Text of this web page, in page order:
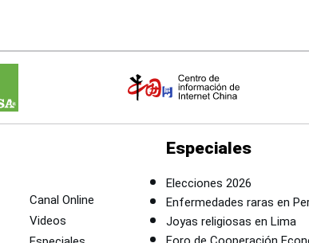
Canal Online
Videos
Especiales
Elecciones 2026
Enfermedades raras en
Joyas religiosas en Lima